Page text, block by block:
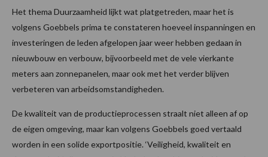
Het thema Duurzaamheid lijkt wat platgetreden, maar het is
volgens Goebbels prima te constateren hoeveel inspanningen en
investeringen de leden afgelopen jaar weer hebben gedaan in
nieuwbouw en verbouw, bijvoorbeeld met de vele vierkante
meters aan zonnepanelen, maar ook met het verder blijven
verbeteren van arbeidsomstandigheden.
De kwaliteit van de productieprocessen straalt niet alleen af op
de eigen omgeving, maar kan volgens Goebbels goed vertaald
worden in een solide exportpositie. ‘Veiligheid, kwaliteit en